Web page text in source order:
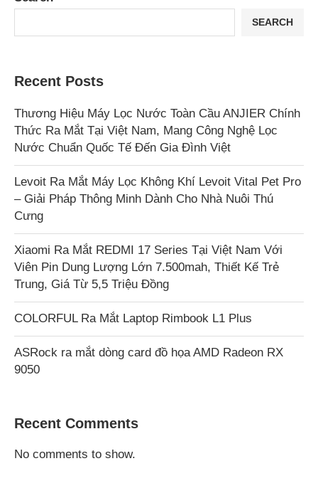
SEARCH
Recent Posts
Thương Hiệu Máy Lọc Nước Toàn Cầu ANJIER Chính
Thức Ra Mắt Tại Việt Nam, Mang Công Nghệ Lọc
Nước Chuẩn Quốc Tế Đến Gia Đình Việt
Levoit Ra Mắt Máy Lọc Không Khí Levoit Vital Pet Pro
– Giải Pháp Thông Minh Dành Cho Nhà Nuôi Thú
Cưng
Xiaomi Ra Mắt REDMI 17 Series Tại Việt Nam Với
Viên Pin Dung Lượng Lớn 7.500mah, Thiết Kế Trẻ
Trung, Giá Từ 5,5 Triệu Đồng
COLORFUL Ra Mắt Laptop Rimbook L1 Plus
ASRock ra mắt dòng card đồ họa AMD Radeon RX
9050
Recent Comments
No comments to show.